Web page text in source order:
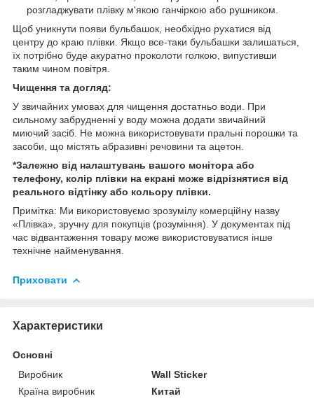
розгладжувати плівку м'якою ганчіркою або рушником.
Щоб уникнути появи бульбашок, необхідно рухатися від
центру до краю плівки. Якщо все-таки бульбашки залишаться,
їх потрібно буде акуратно проколоти голкою, випустивши
таким чином повітря.
Чищення та догляд:
У звичайних умовах для чищення достатньо води. При
сильному забрудненні у воду можна додати звичайний
миючий засіб. Не можна використовувати пральні порошки та
засоби, що містять абразивні речовини та ацетон.
*Залежно від налаштувань вашого монітора або
телефону, колір плівки на екрані може відрізнятися від
реального відтінку або кольору плівки.
Примітка: Ми використовуємо зрозумілу комерційну назву
«Плівка», зручну для покупців (розуміння). У документах під
час відвантаження товару може використовуватися інше
технічне найменування.
Приховати
Характеристики
Основні
Виробник
Wall Sticker
Країна виробник
Китай